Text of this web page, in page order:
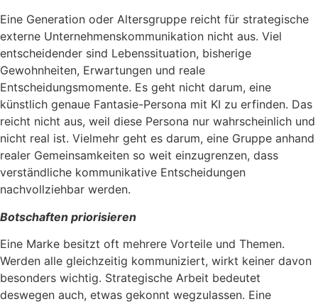
Eine Generation oder Altersgruppe reicht für strategische
externe Unternehmenskommunikation nicht aus. Viel
entscheidender sind Lebenssituation, bisherige
Gewohnheiten, Erwartungen und reale
Entscheidungsmomente. Es geht nicht darum, eine
künstlich genaue Fantasie-Persona mit KI zu erfinden. Das
reicht nicht aus, weil diese Persona nur wahrscheinlich und
nicht real ist. Vielmehr geht es darum, eine Gruppe anhand
realer Gemeinsamkeiten so weit einzugrenzen, dass
verständliche kommunikative Entscheidungen
nachvollziehbar werden.
Botschaften priorisieren
Eine Marke besitzt oft mehrere Vorteile und Themen.
Werden alle gleichzeitig kommuniziert, wirkt keiner davon
besonders wichtig. Strategische Arbeit bedeutet
deswegen auch, etwas gekonnt wegzulassen. Eine